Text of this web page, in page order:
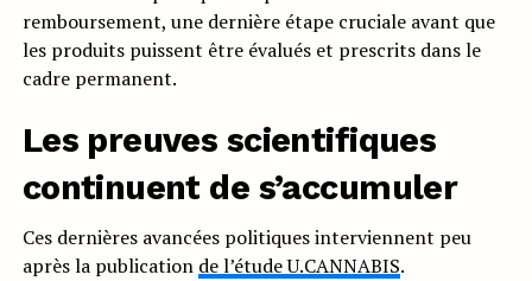
remboursement, une dernière étape cruciale avant que
les produits puissent être évalués et prescrits dans le
cadre permanent.
Les preuves scientifiques
continuent de s’accumuler
Ces dernières avancées politiques interviennent peu
après la publication de l’étude U.CANNABIS.